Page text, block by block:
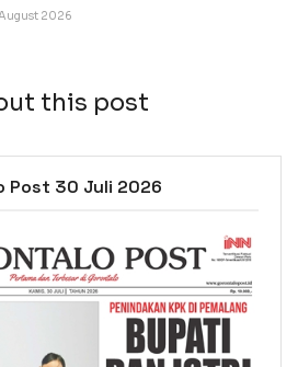
2026
this post
Post 30 Juli 2026